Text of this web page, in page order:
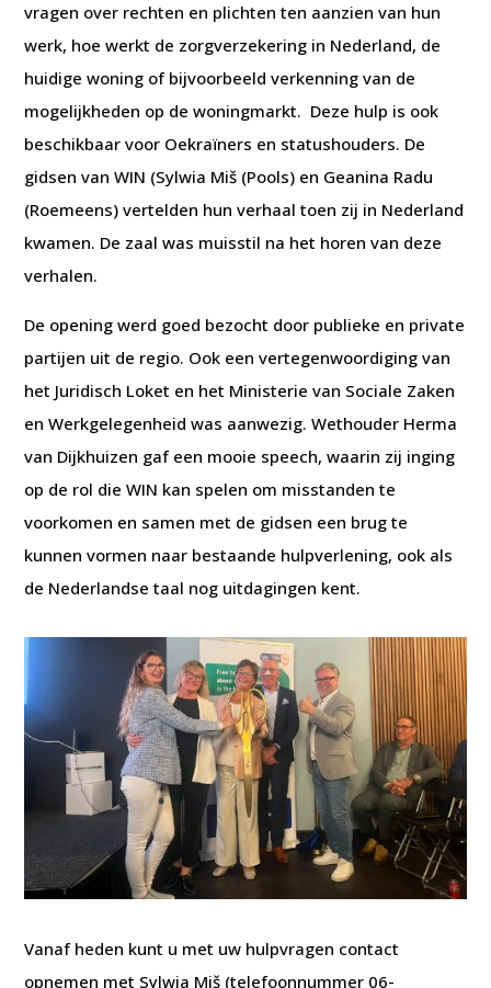
vragen over rechten en plichten ten aanzien van hun
werk, hoe werkt de zorgverzekering in Nederland, de
huidige woning of bijvoorbeeld verkenning van de
mogelijkheden op de woningmarkt. Deze hulp is ook
beschikbaar voor Oekraïners en statushouders. De
gidsen van WIN (Sylwia Miš (Pools) en Geanina Radu
(Roemeens) vertelden hun verhaal toen zij in Nederland
kwamen. De zaal was muisstil na het horen van deze
verhalen.
De opening werd goed bezocht door publieke en private
partijen uit de regio. Ook een vertegenwoordiging van
het Juridisch Loket en het Ministerie van Sociale Zaken
en Werkgelegenheid was aanwezig. Wethouder Herma
van Dijkhuizen gaf een mooie speech, waarin zij inging
op de rol die WIN kan spelen om misstanden te
voorkomen en samen met de gidsen een brug te
kunnen vormen naar bestaande hulpverlening, ook als
de Nederlandse taal nog uitdagingen kent.
Vanaf heden kunt u met uw hulpvragen contact
opnemen met Sylwia Miš (telefoonnummer 06-